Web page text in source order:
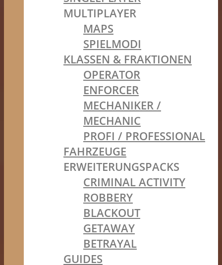
MULTIPLAYER
MAPS
SPIELMODI
KLASSEN & FRAKTIONEN
OPERATOR
ENFORCER
MECHANIKER /
MECHANIC
PROFI / PROFESSIONAL
FAHRZEUGE
ERWEITERUNGSPACKS
CRIMINAL ACTIVITY
ROBBERY
BLACKOUT
GETAWAY
BETRAYAL
GUIDES